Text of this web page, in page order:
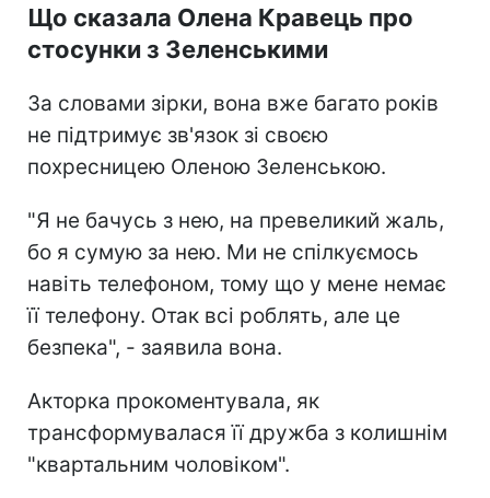
Що сказала Олена Кравець про
стосунки з Зеленськими
За словами зірки, вона вже багато років
не підтримує зв'язок зі своєю
похресницею Оленою Зеленською.
"Я не бачусь з нею, на превеликий жаль,
бо я сумую за нею. Ми не спілкуємось
навіть телефоном, тому що у мене немає
її телефону. Отак всі роблять, але це
безпека", - заявила вона.
Акторка прокоментувала, як
трансформувалася її дружба з колишнім
"квартальним чоловіком".